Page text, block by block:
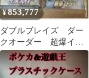
¥853,777
ダブルブレイズ ダー
クオーダー 超爆イン
パクト 蒼空ストリー
ム 計4BOX